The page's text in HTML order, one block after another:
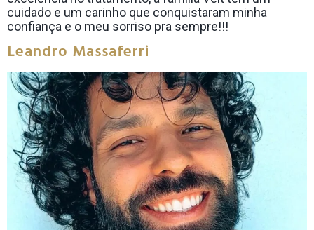
cuidado e um carinho que conquistaram minha
confiança e o meu sorriso pra sempre!!!
Leandro Massaferri